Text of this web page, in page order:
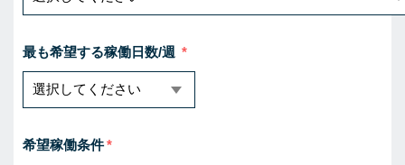
最も希望する稼働日数/週
希望稼働条件